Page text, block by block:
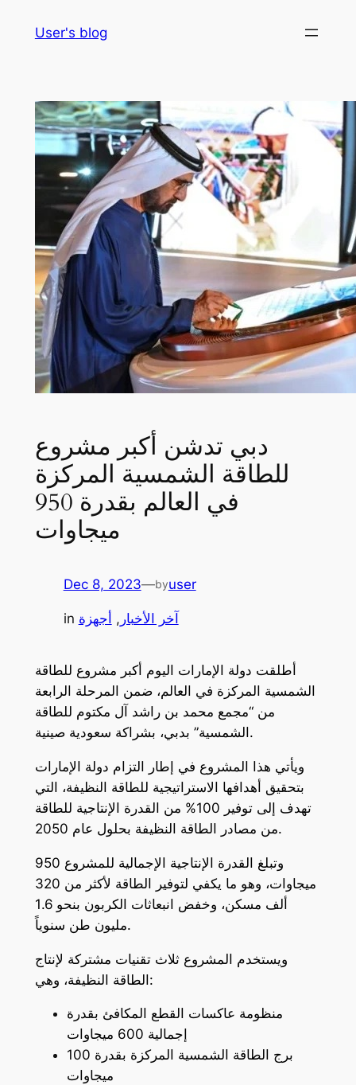
User's blog
دبي تدشن أكبر مشروع
للطاقة الشمسية المركزة
في العالم بقدرة 950
ميجاوات
Dec 8, 2023—byuser
in آخر الأخبار , أجهزة
أطلقت دولة الإمارات اليوم أكبر مشروع للطاقة
الشمسية المركزة في العالم، ضمن المرحلة الرابعة
من “مجمع محمد بن راشد آل مكتوم للطاقة
الشمسية” بدبي، بشراكة سعودية صينية.
ويأتي هذا المشروع في إطار التزام دولة الإمارات
بتحقيق أهدافها الاستراتيجية للطاقة النظيفة، التي
تهدف إلى توفير 100% من القدرة الإنتاجية للطاقة
من مصادر الطاقة النظيفة بحلول عام 2050.
وتبلغ القدرة الإنتاجية الإجمالية للمشروع 950
ميجاوات، وهو ما يكفي لتوفير الطاقة لأكثر من 320
ألف مسكن، وخفض انبعاثات الكربون بنحو 1.6
مليون طن سنوياً.
ويستخدم المشروع ثلاث تقنيات مشتركة لإنتاج
الطاقة النظيفة، وهي:
منظومة عاكسات القطع المكافئ بقدرة
إجمالية 600 ميجاوات
برج الطاقة الشمسية المركزة بقدرة 100
ميجاوات